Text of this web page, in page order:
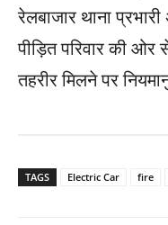
रेलबाजार थाना
पीड़ित परिवार की ओर
तहरीर मिलने पर
TAGS Electric Car fire